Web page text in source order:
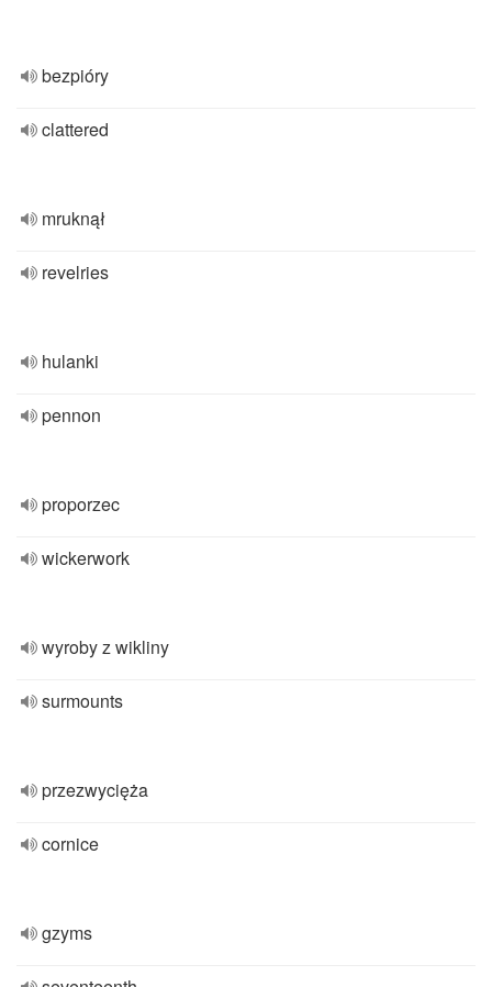
bezpióry
clattered
mruknął
revelries
hulanki
pennon
proporzec
wickerwork
wyroby z wikliny
surmounts
przezwycięża
cornice
gzyms